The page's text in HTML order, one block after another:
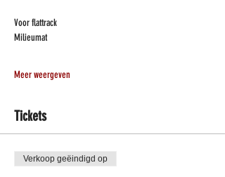
Voor flattrack
Milieumat
Meer weergeven
Tickets
Verkoop geëindigd op